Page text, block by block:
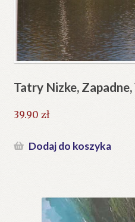
Tatry Nizke,
39.90 zł
Dodaj do koszyka